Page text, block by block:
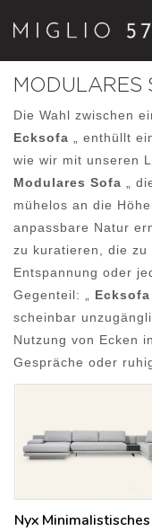
MODULARES
Die Wahl zwischen
Ecksofa
„ enthüllt
wie wir mit unseren
Modulares Sofa
„
mühelos an die
anpassbare Natur
zu kuratieren, die zu
Entspannung oder
Gegenteil: „ Ecksofa
scheinbar
Nutzung von Ecken
Gespräche oder
Nyx Minimalistisches